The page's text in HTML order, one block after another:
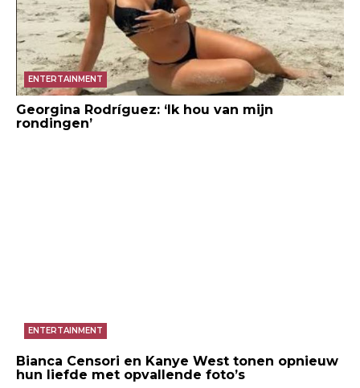
ENTERTAINMENT
Georgina Rodríguez: ‘Ik hou van mijn
rondingen’
ENTERTAINMENT
Bianca Censori en Kanye West tonen opnieuw
hun liefde met opvallende foto’s